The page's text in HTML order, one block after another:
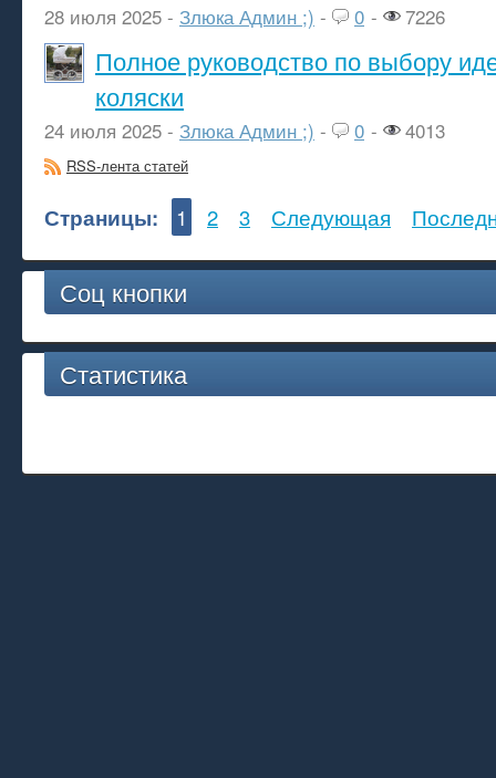
28 июля 2025 - Злюка Админ ;) - 0 - 7226
Полное руководство по выбору
коляски
24 июля 2025 - Злюка Админ ;) - 0 - 4013
RSS-лента статей
Страницы: 1 2 3 Следующая
Соц кнопки
Статистика